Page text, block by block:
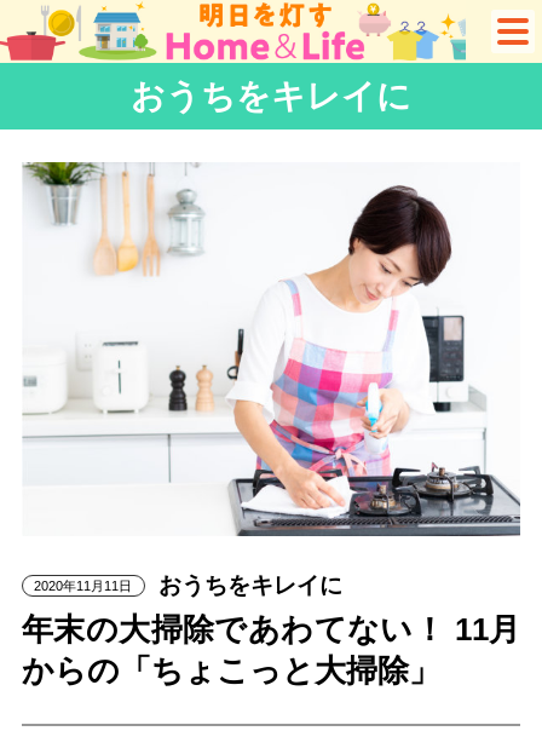
おうちをキレイに
2020年11月11日 おうちをキレイに
年末の大掃除であわてない！ 11月
からの「ちょこっと大掃除」